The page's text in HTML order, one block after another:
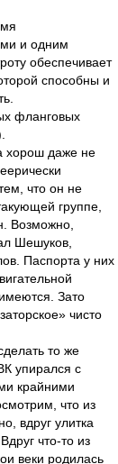
и одним
обеспечивает
способны и
фланговых
хорош даже не
что он не
группе,
Возможно,
Шешуков,
Паспорта у них
Зато
чисто
то же
упирался с
крайними
что из
вдруг улитка
что-то из
веки родилась